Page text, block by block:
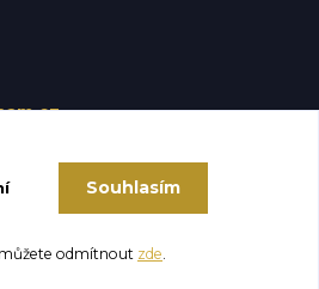
na Eshop-rychle.cz
Souhlasím
odmítnout zde